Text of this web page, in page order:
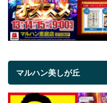
マルハン美しが丘